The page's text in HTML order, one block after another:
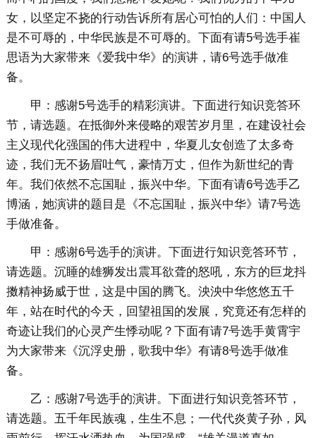
女，以坚定不挠的行动告诉所有居心可怕的人们：中国人
是不可辱的，中华民族是不可辱的。下面有请5号选手崔
思语为大家带来《爱我中华》的演讲，请6号选手做准
备。
甲：感谢5号选手的精彩演讲。下面进行知识竞答环
节，请选题。在抵御外来侵略的艰苦岁月里，在建设社会
主义现代化强国的伟大进程中，华夏儿女创造了太多奇
迹，我们无不扬眉吐气，豪情万丈，但作为新世纪的青
年。我们依然不忘国耻，振兴中华。下面有请6号选手乙
博涵，她演讲的题目是《不忘国耻，振兴中华》请7号选
手做准备。
甲：感谢6号选手的演讲。下面进行知识竞答环节，
请选题。沉睡的雄狮发出震耳欲聋的怒吼，东方的巨龙抖
擞精神扬威于世，这是中国的腾飞。泱泱中华悠悠五千
年，站在时代的今天，回望祖国的发展，究竟还有怎样的
奇迹让我们的心灵产生悸动呢？下面有请7号选手黄霄宇
为大家带来《沉浮史册，歌我中华》有请8号选手做准
备。
乙：感谢7号选手的演讲。下面进行知识竞答环节，
请选题。五千年民族魂，生生不息；一代代炎黄子孙，风